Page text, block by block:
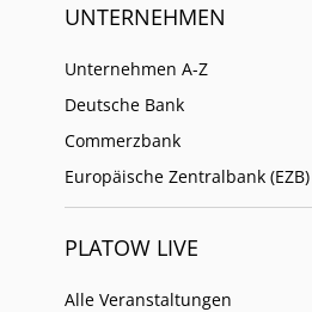
UNTERNEHMEN
Unternehmen A-Z
Deutsche Bank
Commerzbank
Europäische Zentralbank (EZB)
PLATOW LIVE
Alle Veranstaltungen